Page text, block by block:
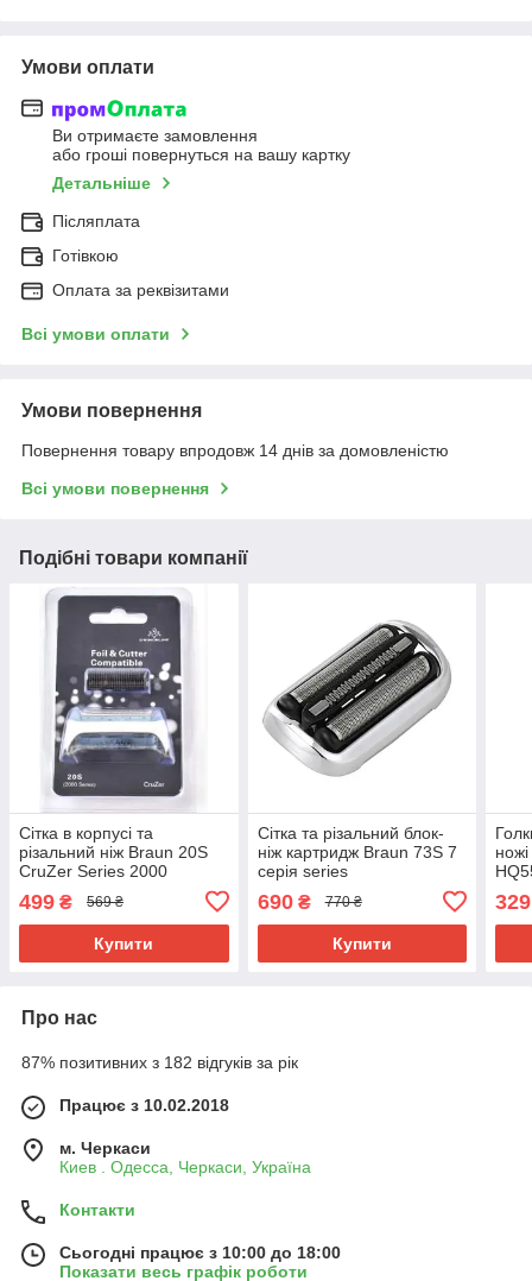
Умови оплати
Ви отримаєте замовлення
або гроші повернуться на вашу картку
Детальніше
Післяплата
Готівкою
Оплата за реквізитами
Всі умови оплати
Умови повернення
Повернення товару впродовж 14 днів за домовленістю
Всі умови повернення
Подібні товари компанії
Сітка в корпусі та
різальний ніж Braun 20S
CruZer Series 2000
499 ₴ 569 ₴
Купити
Сітка та різальний блок-
ніж картридж Braun 73S 7
серія series
690₴ 770 ₴
Купити
329
Про нас
87% позитивних з 182 відгуків за рік
Працює з 10.02.2018
м. Черкаси
Киев . Одесса, Черкаси, Україна
Контакти
Сьогодні працює з 10:00 до 18:00
Показати весь графік роботи